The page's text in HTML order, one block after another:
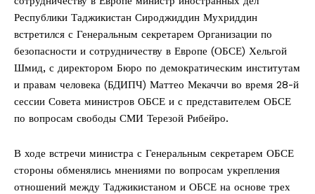
Республики Таджикистан Сироджиддин Мухриддин
встретился с Генеральным секретарем Организации по
безопасности и сотрудничеству в Европе (ОБСЕ) Хельгой
Шмид, с директором Бюро по демократическим институтам
и правам человека (БДИПЧ) Маттео Мекаччи во время 28-й
сессии Совета министров ОБСЕ и с представителем ОБСЕ
по вопросам свободы СМИ Терезой Рибейро.
В ходе встречи министра с Генеральным секретарем ОБСЕ
стороны обменялись мнениями по вопросам укрепления
отношений между Таджикистаном и ОБСЕ на основе трех